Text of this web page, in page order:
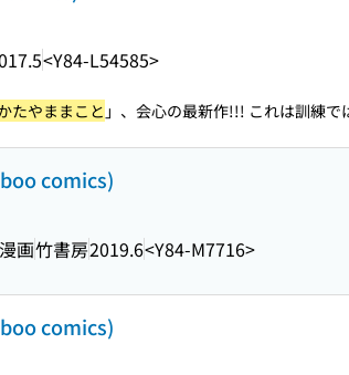
<Y84-L54585>
たやままこと 」、会心の最新作!!! これは訓練
comics)
漫画竹書房2019.6<Y84-M7716>
comics)